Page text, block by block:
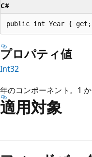
C#
public int Year {
プロパティ値
Int32
年のコンポーネント。1
適用対象
み